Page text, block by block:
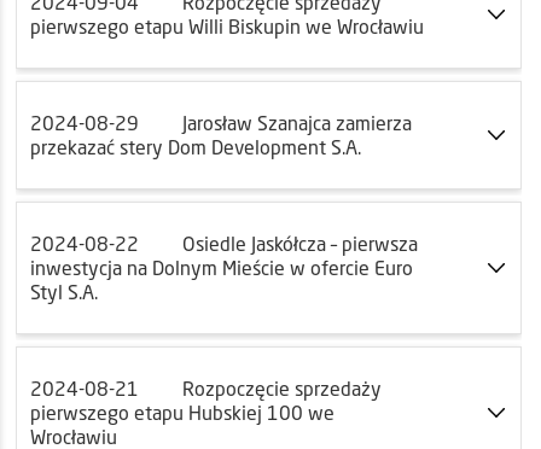
pierwszego etapu Willi Biskupin we Wrocławiu
2024-08-29
Jarosław Szanajca zamierza
przekazać stery Dom Development S.A.
2024-08-22
Osiedle Jaskółcza – pierwsza
inwestycja na Dolnym Mieście w ofercie Euro
Styl S.A.
2024-08-21
Rozpoczęcie sprzedaży
pierwszego etapu Hubskiej 100 we
Wrocławiu